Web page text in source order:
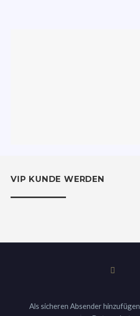
VIP KUNDE WERDEN
Als sicheren Absender hinzufügen